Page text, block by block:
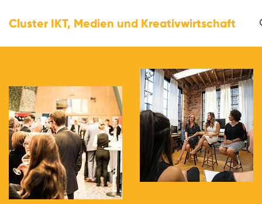
Cluster IKT, Medien und Kreativwirtschaft